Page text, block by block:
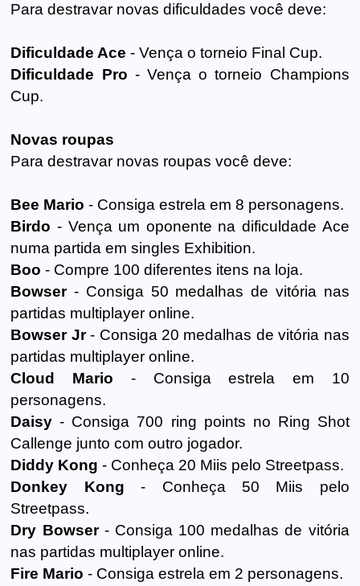
Para destravar novas dificuldades você deve:
Dificuldade Ace - Vença o torneio Final Cup.
Dificuldade Pro - Vença o torneio Champions
Cup.
Novas roupas
Para destravar novas roupas você deve:
Bee Mario - Consiga estrela em 8 personagens.
Birdo - Vença um oponente na dificuldade Ace
numa partida em singles Exhibition.
Boo - Compre 100 diferentes itens na loja.
Bowser- Consiga 50 medalhas de vitória nas
partidas multiplayer online.
Bowser Jr- Consiga 20 medalhas de vitória nas
partidas multiplayer online.
Cloud Mario - Consiga estrela em 10
personagens.
Daisy - Consiga 700 ring points no Ring Shot
Callenge junto com outro jogador.
Diddy Kong - Conheça 20 Miis pelo Streetpass.
Donkey Kong - Conheça 50 Miis pelo
Streetpass.
Dry Bowser- Consiga 100 medalhas de vitória
nas partidas multiplayer online.
Fire Mario - Consiga estrela em 2 personagens.